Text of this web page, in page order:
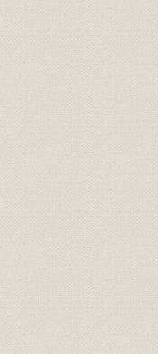
スパンボンド
アクリル資材
「ダイニーマ
AC事業の堅
七 バイオ・医薬
バイオ事業の礎
遺伝子組換え
血栓溶解剤の
八 期待の膜事業
逆浸透膜事業